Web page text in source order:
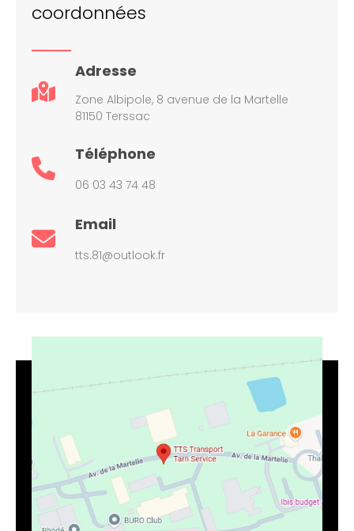
coordonnées
Adresse
Zone Albipole, 8 avenue de la Martelle
81150 Terssac
Téléphone
06 03 43 74 48
Email
tts.81@outlook.fr